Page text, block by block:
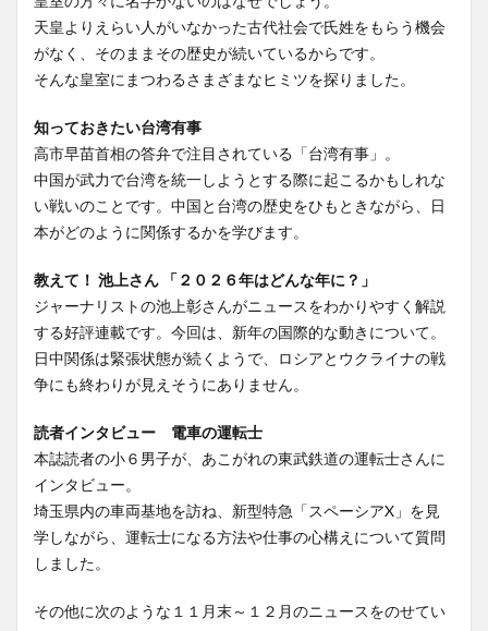
天皇よりえらい人がいなかった古代社会で氏姓をもらう機会
がなく、そのままその歴史が続いているからです。
そんな皇室にまつわるさまざまなヒミツを探りました。
知っておきたい台湾有事
高市早苗首相の答弁で注目されている「台湾有事」。
中国が武力で台湾を統一しようとする際に起こるかもしれな
い戦いのことです。中国と台湾の歴史をひもときながら、日
本がどのように関係するかを学びます。
教えて！ 池上さん 「２０２６年はどんな年に？」
ジャーナリストの池上彰さんがニュースをわかりやすく解説
する好評連載です。今回は、新年の国際的な動きについて。
日中関係は緊張状態が続くようで、ロシアとウクライナの戦
争にも終わりが見えそうにありません。
読者インタビュー 電車の運転士
本誌読者の小６男子が、あこがれの東武鉄道の運転士さんに
インタビュー。
埼玉県内の車両基地を訪ね、新型特急「スペーシアX」を見
学しながら、運転士になる方法や仕事の心構えについて質問
しました。
その他に次のような１１月末～１２月のニュースをのせてい